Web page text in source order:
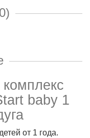
baby 1
от 1 года.